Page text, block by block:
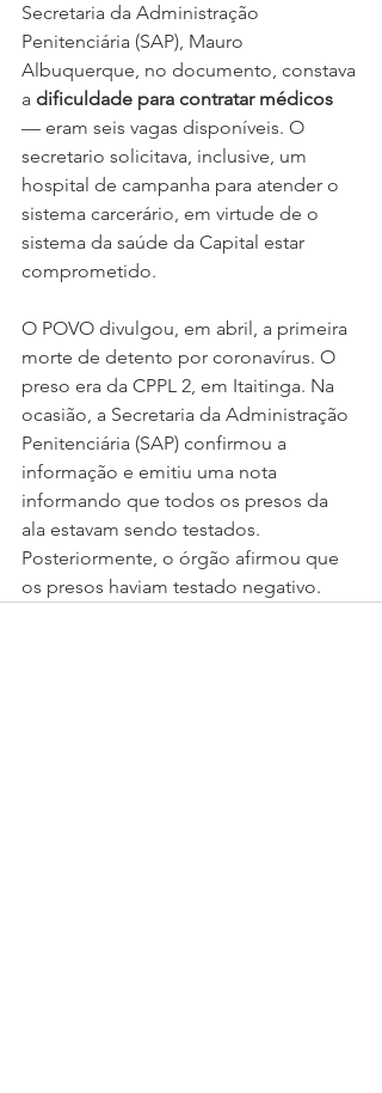
Secretaria da Administração
Penitenciária (SAP), Mauro
Albuquerque, no documento, constava
a dificuldade para contratar médicos
— eram seis vagas disponíveis. O
secretario solicitava, inclusive, um
hospital de campanha para atender o
sistema carcerário, em virtude de o
sistema da saúde da Capital estar
comprometido.
O POVO divulgou, em abril, a primeira
morte de detento por coronavírus. O
preso era da CPPL 2, em Itaitinga. Na
ocasião, a Secretaria da Administração
Penitenciária (SAP) confirmou a
informação e emitiu uma nota
informando que todos os presos da
ala estavam sendo testados.
Posteriormente, o órgão afirmou que
os presos haviam testado negativo.